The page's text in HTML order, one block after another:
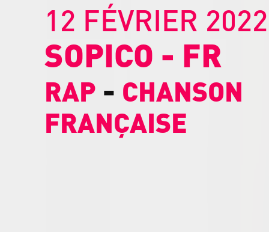
12 FÉVRIER 2022
SOPICO - FR
RAP - CHANSON
FRANÇAISE